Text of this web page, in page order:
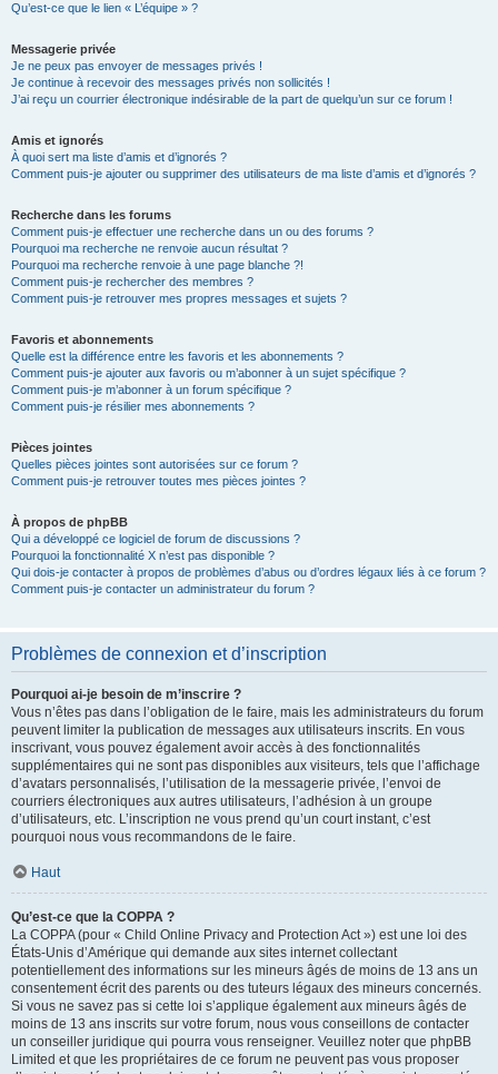
Qu’est-ce que le lien « L’équipe » ?
Messagerie privée
Je ne peux pas envoyer de messages privés !
Je continue à recevoir des messages privés non sollicités !
J’ai reçu un courrier électronique indésirable de la part de quelqu’un sur ce forum !
Amis et ignorés
À quoi sert ma liste d’amis et d’ignorés ?
Comment puis-je ajouter ou supprimer des utilisateurs de ma liste d’amis et d’ignorés ?
Recherche dans les forums
Comment puis-je effectuer une recherche dans un ou des forums ?
Pourquoi ma recherche ne renvoie aucun résultat ?
Pourquoi ma recherche renvoie à une page blanche ?!
Comment puis-je rechercher des membres ?
Comment puis-je retrouver mes propres messages et sujets ?
Favoris et abonnements
Quelle est la différence entre les favoris et les abonnements ?
Comment puis-je ajouter aux favoris ou m’abonner à un sujet spécifique ?
Comment puis-je m’abonner à un forum spécifique ?
Comment puis-je résilier mes abonnements ?
Pièces jointes
Quelles pièces jointes sont autorisées sur ce forum ?
Comment puis-je retrouver toutes mes pièces jointes ?
À propos de phpBB
Qui a développé ce logiciel de forum de discussions ?
Pourquoi la fonctionnalité X n’est pas disponible ?
Qui dois-je contacter à propos de problèmes d’abus ou d’ordres légaux liés à ce forum ?
Comment puis-je contacter un administrateur du forum ?
Problèmes de connexion et d’inscription
Pourquoi ai-je besoin de m’inscrire ?
Vous n’êtes pas dans l’obligation de le faire, mais les administrateurs du forum
peuvent limiter la publication de messages aux utilisateurs inscrits. En vous
inscrivant, vous pouvez également avoir accès à des fonctionnalités
supplémentaires qui ne sont pas disponibles aux visiteurs, tels que l’affichage
d’avatars personnalisés, l’utilisation de la messagerie privée, l’envoi de
courriers électroniques aux autres utilisateurs, l’adhésion à un groupe
d’utilisateurs, etc. L’inscription ne vous prend qu’un court instant, c’est
pourquoi nous vous recommandons de le faire.
Haut
Qu’est-ce que la COPPA ?
La COPPA (pour « Child Online Privacy and Protection Act ») est une loi des
États-Unis d’Amérique qui demande aux sites internet collectant
potentiellement des informations sur les mineurs âgés de moins de 13 ans un
consentement écrit des parents ou des tuteurs légaux des mineurs concernés.
Si vous ne savez pas si cette loi s’applique également aux mineurs âgés de
moins de 13 ans inscrits sur votre forum, nous vous conseillons de contacter
un conseiller juridique qui pourra vous renseigner. Veuillez noter que phpBB
Limited et que les propriétaires de ce forum ne peuvent pas vous proposer